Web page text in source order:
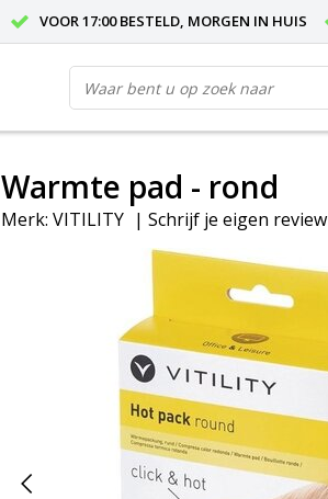
VOOR 17:00 BESTELD, MORGEN IN HUIS
Warmte pad - rond
Merk: VITILITY | Schrijf je eigen review